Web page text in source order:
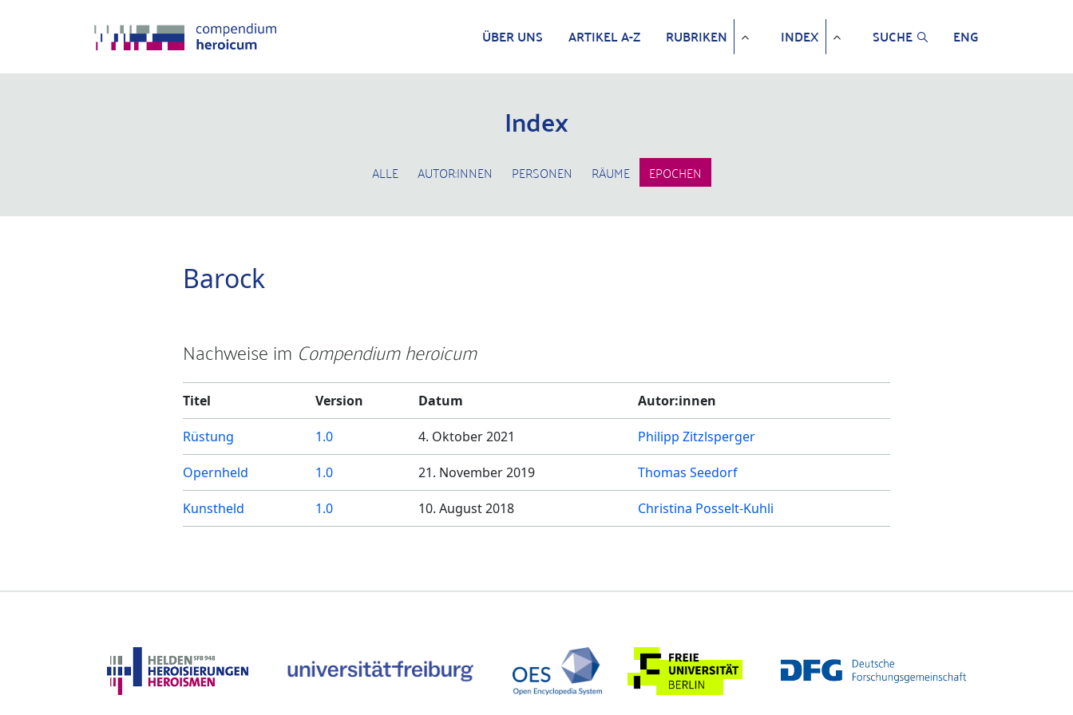
ÜBER UNS ARTIKEL A-Z RUBRIKEN INDEX SUCHE ENG
Index
ALLE AUTOR:INNEN PERSONEN RÄUME EPOCHEN
Barock
Nachweise im Compendium heroicum
Titel Version Datum Autor:innen
Rüstung 1.0 4. Oktober 2021 Philipp Zitzlsperger
Opernheld 1.0 21. November 2019 Thomas Seedorf
Kunstheld 1.0 10. August 2018 Christina Posselt-Kuhli